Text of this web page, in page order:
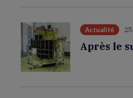
Actualité
Après le